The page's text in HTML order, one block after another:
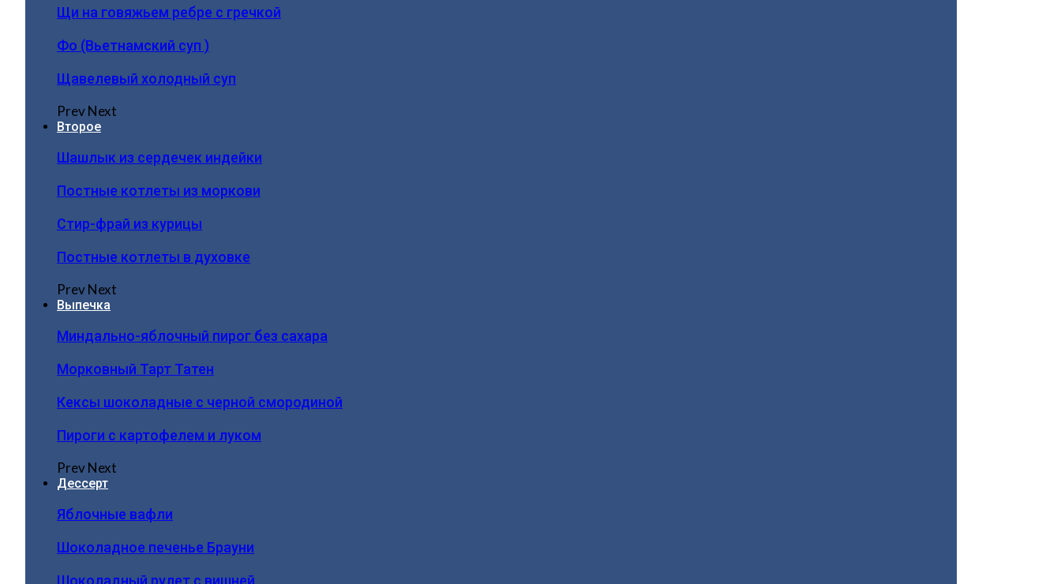
Щи на говяжьем ребре с гречкой
Фо (Вьетнамский суп )
Щавелевый холодный суп
PrevNext
Второе
Шашлык из сердечек индейки
Постные котлеты из моркови
Стир-фрай из курицы
Постные котлеты в духовке
PrevNext
Выпечка
Миндально-яблочный пирог без сахара
Морковный Тарт Татен
Кексы шоколадные с черной смородиной
Пироги c картофелем и луком
PrevNext
Дессерт
Яблочные вафли
Шоколадное печенье Брауни
Шоколадный рулет с вишней